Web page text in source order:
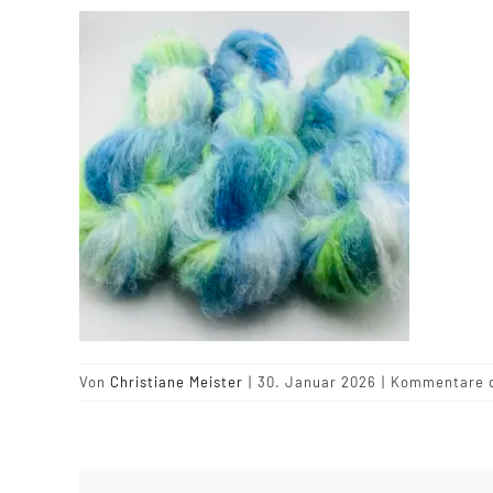
Von Christiane Meister | 30. Januar 2026 | Kommentare